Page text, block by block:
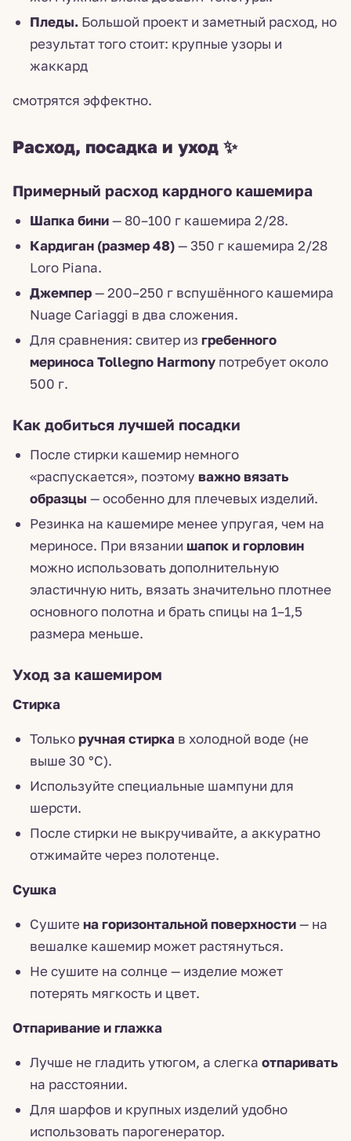
Пледы. Большой проект и заметный расход, но
результат того стоит: крупные узоры и
жаккард
смотрятся эффектно.
Расход, посадка и уход ✨
Примерный расход кардного кашемира
Шапка бини— 80–100 г кашемира 2/28.
Кардиган (размер 48)— 350 г кашемира 2/28
Loro Piana.
Джемпер— 200–250 г вспушённого кашемира
Nuage Cariaggi в два сложения.
Для сравнения: свитер из гребенного
мериноса Tollegno Harmony потребует около
500 г.
Как добиться лучшей посадки
После стирки кашемир немного
«распускается», поэтому важно вязать
образцы — особенно для плечевых изделий.
Резинка на кашемире менее упругая, чем на
мериносе. При вязании шапок и горловин
можно использовать дополнительную
эластичную нить, вязать значительно плотнее
основного полотна и брать спицы на 1–1,5
размера меньше.
Уход за кашемиром
Стирка
Толькоручная стирка в холодной воде (не
выше 30 °C).
Используйте специальные шампуни для
шерсти.
После стирки не выкручивайте, а аккуратно
отжимайте через полотенце.
Сушка
Сушите на горизонтальной поверхности— на
вешалке кашемир может растянуться.
Не сушите на солнце — изделие может
потерять мягкость и цвет.
Отпаривание и глажка
Лучше не гладить утюгом, а слегка отпаривать
на расстоянии.
Для шарфов и крупных изделий удобно
использовать парогенератор.